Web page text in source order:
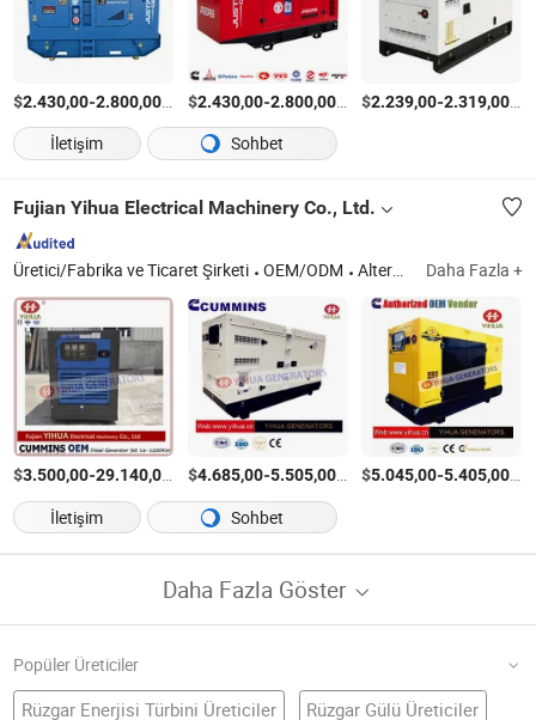
$2.430,00-2.800,00/Ayarla
$2.430,00-2.800,00/Ayarla
$2.239,00-2.319,00/
İletişim
Sohbet
Fujian Yihua Electrical Machinery Co., Ltd.
Üretici/Fabrika ve Ticaret Şirketi OEM/ODM Alternatör, Jeneratör Seti Daha Fazla +
$3.500,00-29.140,00 /Parça
$4.685,00-5.505,00/Parça
$5.045,00-5.405,00/
İletişim
Sohbet
Daha Fazla Göster
Popüler Üreticiler
Rüzgar Enerjisi Türbini Üreticiler Rüzgar Gülü Üreticiler